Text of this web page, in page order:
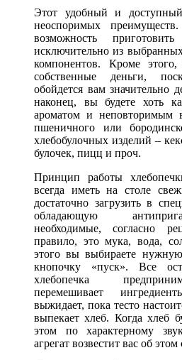
Этот удобный и доступный
неоспоримых
возможность
исключительно из
компонентов. Кроме
собственные деньги,
обойдется вам значительно
наконец, вы будете хоть
ароматом и неповторимым
пшеничного или
хлебобулочных изделий –
булочек, пицц и проч.
Принцип работы
всегда иметь на столе
достаточно загрузить в
обладающую
необходимые, согласно
правило, это мука, вода,
этого вы выбираете
кнопочку «пуск». Все
хлебопечка
перемешивает
выжидает, пока тесто
выпекает хлеб. Когда хлеб
этом по характерному
агрегат возвестит вас об